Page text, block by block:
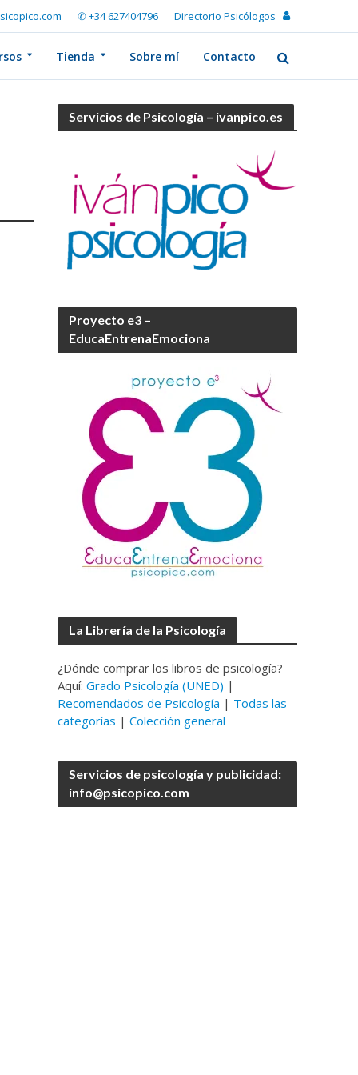
✆ +34 627404796 Directorio Psicólogos
Tienda Sobre mí Contacto
Servicios de Psicología – ivanpico.es
Proyecto e3 –
EducaEntrenaEmociona
La Librería de la Psicología
¿Dónde comprar los libros de psicología?
Aquí:Grado Psicología (UNED) |
Recomendados de Psicología | Todas las
categorías |Colección general
Servicios de psicología y publicidad:
info@psicopico.com